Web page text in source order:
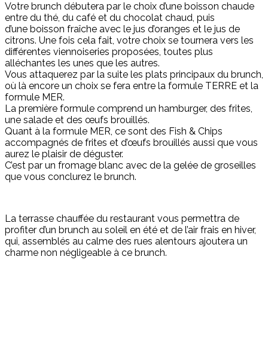
Votre brunch débutera par le choix d’une boisson chaude
entre du thé, du café et du chocolat chaud, puis
d’une boisson fraîche avec le jus d’oranges et le jus de
citrons. Une fois cela fait, votre choix se tournera vers les
différentes viennoiseries proposées, toutes plus
alléchantes les unes que les autres.
Vous attaquerez par la suite les plats principaux du brunch,
où là encore un choix se fera entre la formule TERRE et la
formule MER.
La première formule comprend un hamburger, des frites,
une salade et des œufs brouillés.
Quant à la formule MER, ce sont des Fish & Chips
accompagnés de frites et d’œufs brouillés aussi que vous
aurez le plaisir de déguster.
C’est par un fromage blanc avec de la gelée de groseilles
que vous conclurez le brunch.
La terrasse chauffée du restaurant vous permettra de
profiter d’un brunch au soleil en été et de l’air frais en hiver,
qui, assemblés au calme des rues alentours ajoutera un
charme non négligeable à ce brunch.